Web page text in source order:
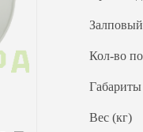
3200 л.
5700 л.
7300 л.
9100 л.
Кол-во
Вес (кг)